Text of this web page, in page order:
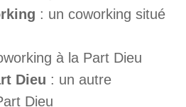
: un coworking situé
à la Part Dieu
Dieu : un autre
Dieu